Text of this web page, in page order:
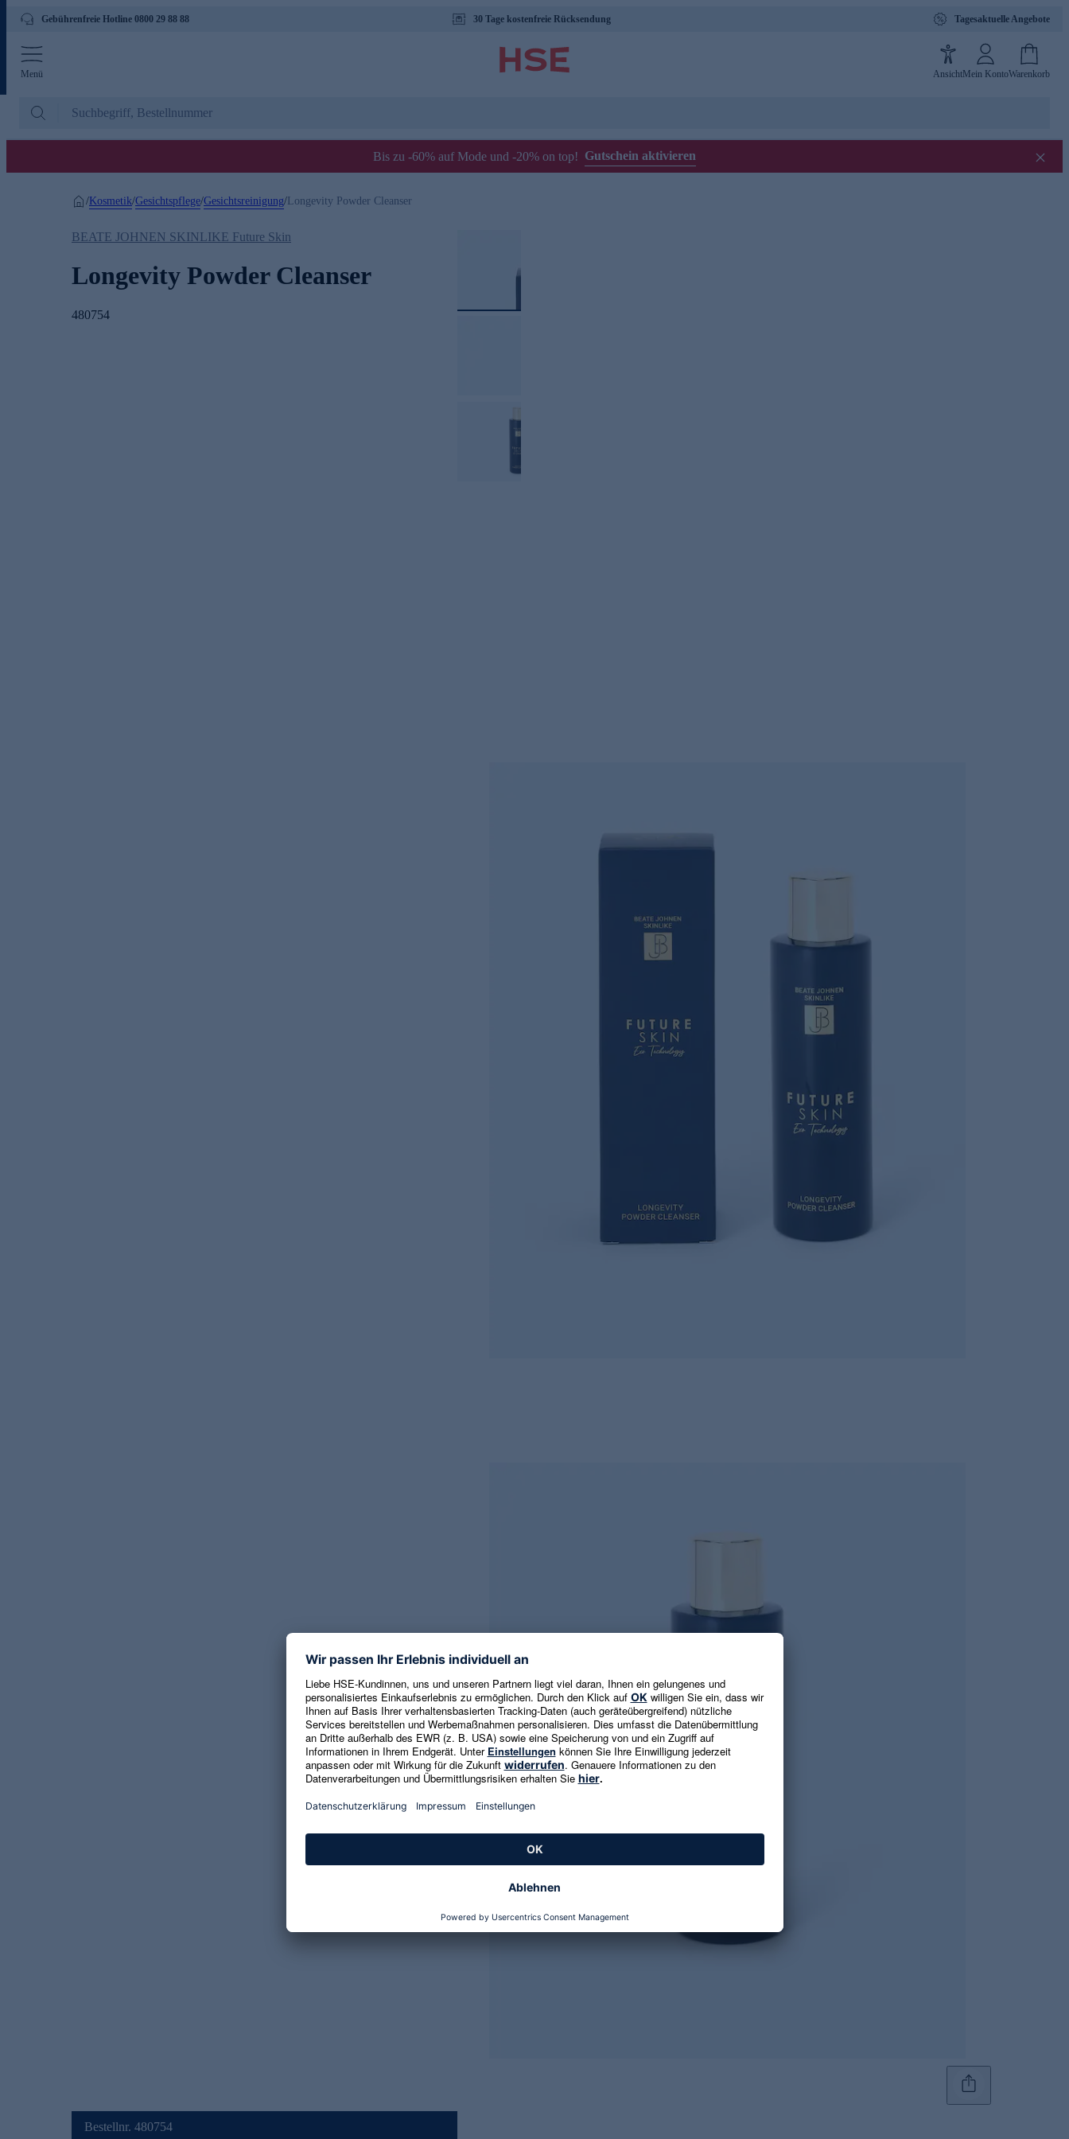
Gebührenfreie Hotline 0800 29 88 88 30 Tage kostenfreie Rücksendung Tagesaktuelle Angebote
Menü AnsichtMein KontoWarenkorb
Bis zu -60% auf Mode und -20% on top! Gutschein aktivieren
/Kosmetik/Gesichtspflege/Gesichtsreinigung/ Longevity Powder Cleanser
BEATE JOHNEN SKINLIKE Future Skin
Longevity Powder Cleanser
480754
Bestellnr. 480754